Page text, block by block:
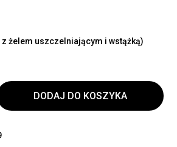
z żelem uszczelniającym i wstążką)
DODAJ DO KOSZYKA